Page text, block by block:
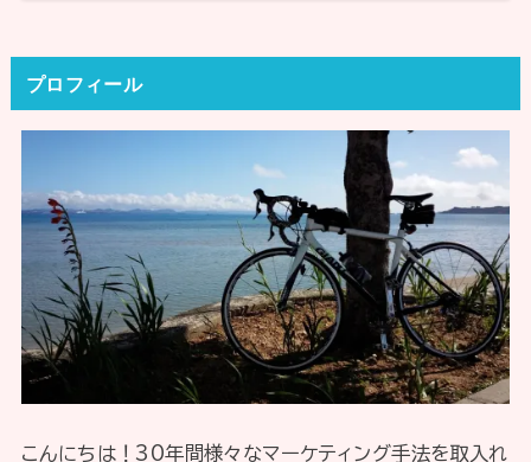
プロフィール
こんにちは！30年間様々なマーケティング手法を取入れ